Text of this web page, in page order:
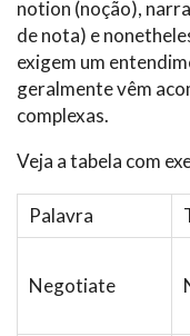
notion (noção),
de nota) e
exigem um
geralmente vêm
complexas.
Veja a tabela com
Palavra
Negotiate